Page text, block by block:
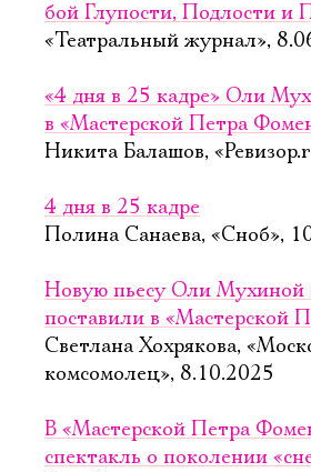
бой Глупости, Подлости и
«Театральный журнал»,
«4 дня в 25 кадре» Оли
в «Мастерской Петра
Никита Балашов,
4 дня в 25 кадре
Полина Санаева, «Сноб»,
Новую пьесу Оли Мухиной
поставили в «Мастерской
Светлана Хохрякова,
комсомолец», 8.10.2025
В «Мастерской Петра
спектакль о поколении